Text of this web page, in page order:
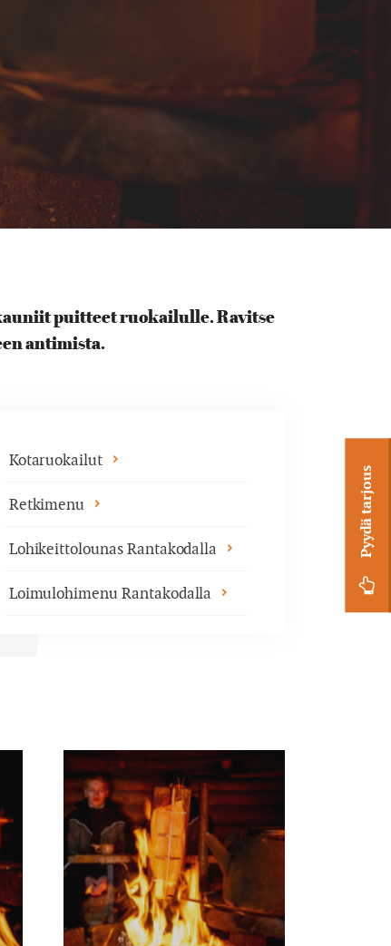
puitteet ruokailulle. Ravitse
antimista.
Kotaruokailut
Retkimenu
Lohikeittolounas Rantakodalla
Loimulohimenu Rantakodalla
Pyydä tarjous